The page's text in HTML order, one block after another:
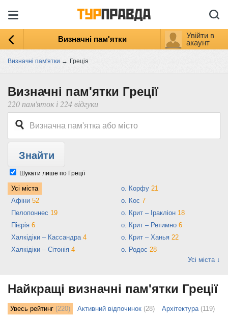
Визначні пам'ятки
Увійти в
акаунт
Визначні пам'ятки → Греція
Визначні пам'ятки Греції
220 пам'яток і 224 відгуки
Шукати лише по Греції
Усі міста
Афіни 52
Пелопоннес 19
Пієрія 6
Халкідіки – Кассандра 4
Халкідіки – Сітонія 4
о. Корфу 21
о. Кос 7
о. Крит – Іракліон 18
о. Крит – Ретимно 6
о. Крит – Ханья 22
о. Родос 28
Усі міста ↓
Найкращі визначні пам'ятки Греції
Увесь рейтинг (220) Активний відпочинок (28) Архітектура(119)